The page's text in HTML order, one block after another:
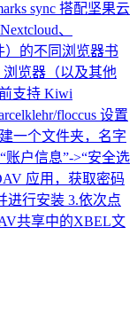
sync 搭配坚果云
、
的不同浏览器书
浏览器（以及其他
支持 Kiwi
floccus 设置
一个文件夹，名字
账户信息”->“安全选
应用，获取密码
进行安装 3.依次点
共享中的XBEL文